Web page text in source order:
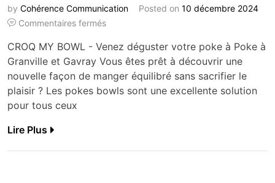
by Cohérence Communication Posted on 10 décembre 2024
Commentaires fermés
CROQ MY BOWL - Venez déguster votre poke à Poke à
Granville et Gavray Vous êtes prêt à découvrir une
nouvelle façon de manger équilibré sans sacrifier le
plaisir ? Les pokes bowls sont une excellente solution
pour tous ceux
Lire Plus